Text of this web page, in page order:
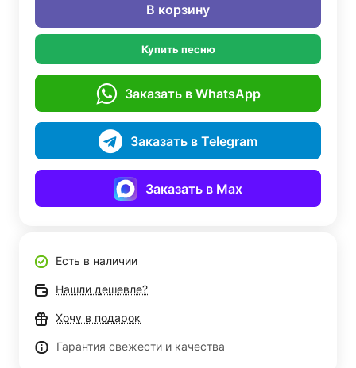
В корзину
Купить песню
Заказать в WhatsApp
Заказать в Telegram
Заказать в Max
Есть в наличии
Нашли дешевле?
Хочу в подарок
Гарантия свежести и качества